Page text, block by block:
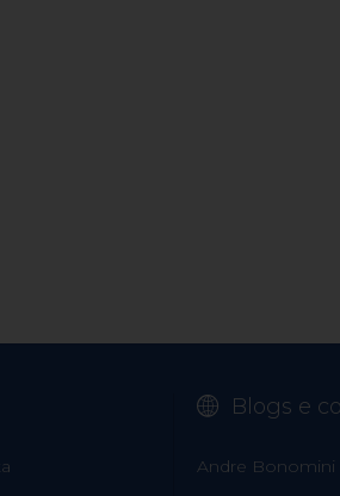
Blogs e
Andre Bonomini